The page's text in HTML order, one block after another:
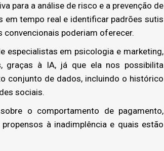
para a análise de risco e a prevenção de
em tempo real e identificar padrões sutis
convencionais poderiam oferecer.
especialistas em psicologia e marketing,
graças à IA, já que ela nos possibilita
conjunto de dados, incluindo o histórico
sociais.
o comportamento de pagamento,
à inadimplência e quais estão